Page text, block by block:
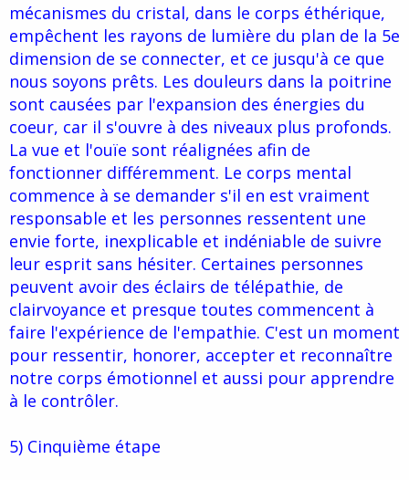
mécanismes du cristal, dans le corps éthérique,
empêchent les rayons de lumière du plan de la 5e
dimension de se connecter, et ce jusqu'à ce que
nous soyons prêts. Les douleurs dans la poitrine
sont causées par l'expansion des énergies du
coeur, car il s'ouvre à des niveaux plus profonds.
La vue et l'ouïe sont réalignées afin de
fonctionner différemment. Le corps mental
commence à se demander s'il en est vraiment
responsable et les personnes ressentent une
envie forte, inexplicable et indéniable de suivre
leur esprit sans hésiter. Certaines personnes
peuvent avoir des éclairs de télépathie, de
clairvoyance et presque toutes commencent à
faire l'expérience de l'empathie. C'est un moment
pour ressentir, honorer, accepter et reconnaître
notre corps émotionnel et aussi pour apprendre
à le contrôler.
5) Cinquième étape